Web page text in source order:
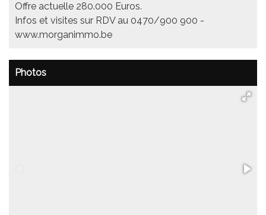
Offre actuelle 280.000 Euros.
Infos et visites sur RDV au 0470/900 900 -
www.morganimmo.be
Photos